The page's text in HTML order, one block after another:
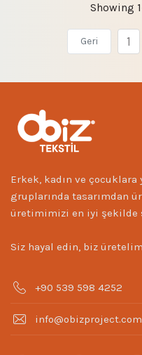
Showing
Geri 1
Erkek, kadın ve
gruplarında tasarımdan
üretimimizi en iyi şekilde
Siz hayal edin, biz
+90 539 598 4252
info@obizproject.com